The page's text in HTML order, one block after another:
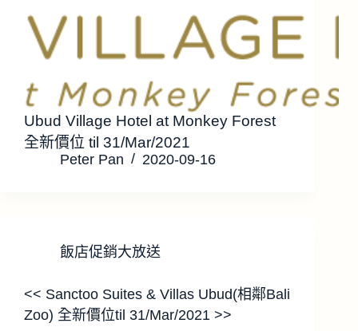
Ubud Village Hotel at Monkey Forest
全新價位 til 31/Mar/2021
Peter Pan 2020-09-16
飯店促銷大放送
<< Sanctoo Suites & Villas Ubud(相鄰Bali
Zoo) 全新價位til 31/Mar/2021 >>